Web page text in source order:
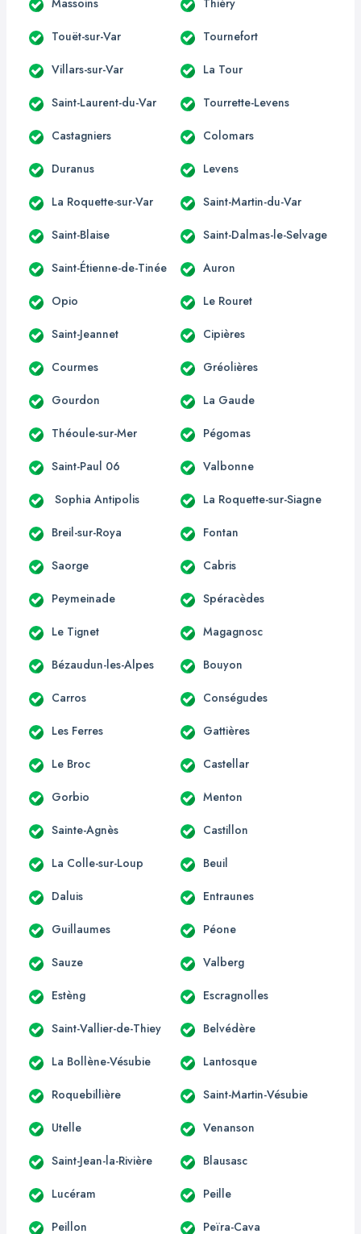
Touët-sur-Var Tournefort
Villars-sur-Var La Tour
Saint-Laurent-du-Var Tourrette-Levens
Castagniers Colomars
Duranus Levens
La Roquette-sur-Var Saint-Martin-du-Var
Saint-Blaise Saint-Dalmas-le-Selvage
Saint-Étienne-de-Tinée Auron
Opio Le Rouret
Saint-Jeannet Cipières
Courmes Gréolières
Gourdon La Gaude
Théoule-sur-Mer Pégomas
Saint-Paul 06 Valbonne
Sophia Antipolis La Roquette-sur-Siagne
Breil-sur-Roya Fontan
Saorge Cabris
Peymeinade Spéracèdes
Le Tignet Magagnosc
Bézaudun-les-Alpes Bouyon
Carros Conségudes
Les Ferres Gattières
Le Broc Castellar
Gorbio Menton
Sainte-Agnès Castillon
La Colle-sur-Loup Beuil
Daluis Entraunes
Guillaumes Péone
Sauze Valberg
Estèng Escragnolles
Saint-Vallier-de-Thiey Belvédère
La Bollène-Vésubie Lantosque
Roquebillière Saint-Martin-Vésubie
Utelle Venanson
Saint-Jean-la-Rivière Blausasc
Lucéram Peille
Peillon Peïra-Cava